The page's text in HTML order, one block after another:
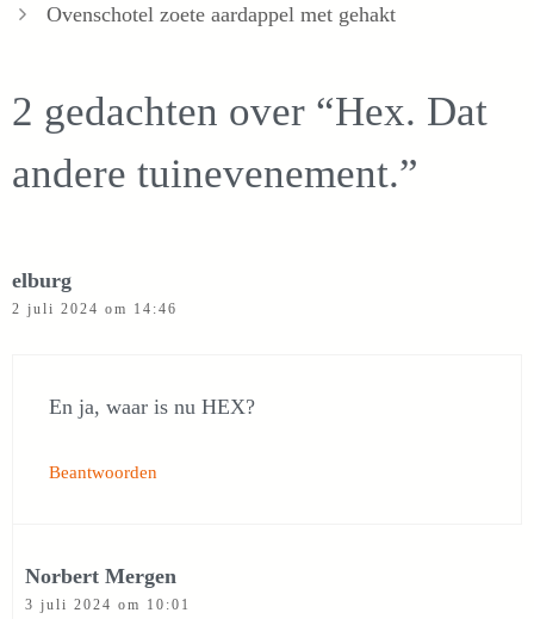
Ovenschotel zoete aardappel met gehakt
2 gedachten over “Hex. Dat
andere tuinevenement.”
elburg
2 juli 2024 om 14:46
En ja, waar is nu HEX?
Beantwoorden
Norbert Mergen
3 juli 2024 om 10:01